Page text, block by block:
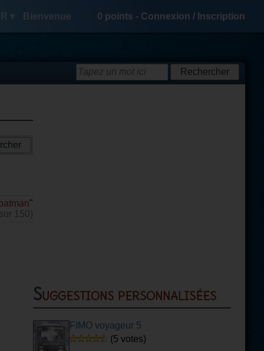
▾ Bienvenue 0 points - Connexion / Inscription
"
150)
Suggestions personnalisées
FIMO voyageur 5
(5 votes)